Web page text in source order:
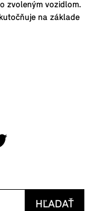
zvoleným vozidlom.
na základe
HĽADAŤ